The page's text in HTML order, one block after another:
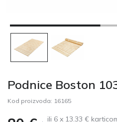
Podnice Boston
Kod proizvoda: 16165
ili 6 x 13.33 €